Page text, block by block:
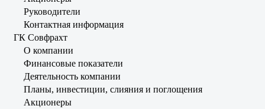
Руководители
Контактная информация
ГК Совфрахт
О компании
Финансовые показатели
Деятельность компании
Планы, инвестиции, слияния и поглощения
Акционеры